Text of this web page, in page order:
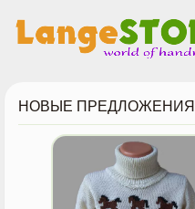
НОВЫЕ ПРЕДЛОЖЕНИЯ